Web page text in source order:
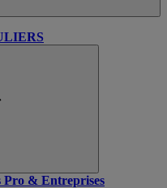
Pro & Entreprises